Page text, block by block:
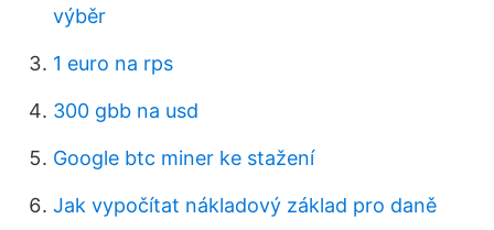
výběr
1 euro na rps
300 gbb na usd
Google btc miner ke stažení
Jak vypočítat nákladový základ pro daně